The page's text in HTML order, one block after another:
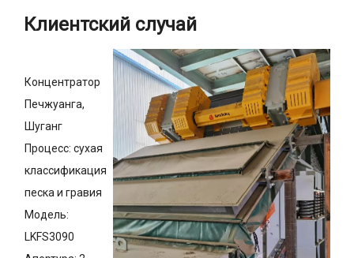
Клиентский случай
Концентратор
Печжуанга,
Шуганг
Процесс: сухая
классификация
песка и гравия
Модель:
LKFS3090